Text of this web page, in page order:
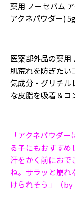
薬用 ノーセバム
アクネパウダー)
医薬部外品の薬用
肌荒れを防ぎたい
気成分・グリチル
な皮脂を吸着＆コ
「アクネパウダ
る子にもおすすめ
汗をかく前におで
ね。サラッと崩れ
けられそう」（by